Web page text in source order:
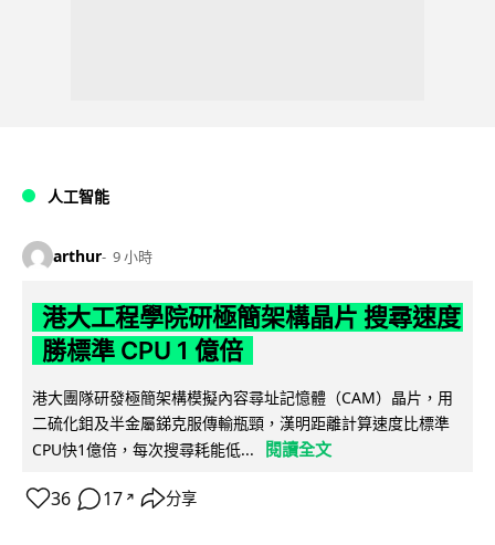
人工智能
arthur 9 小時
港大工程學院研極簡架構晶片 搜尋速度
勝標準 CPU 1 億倍
港大團隊研發極簡架構模擬內容尋址記憶體（CAM）晶片，用
二硫化鉬及半金屬銻克服傳輸瓶頸，漢明距離計算速度比標準
CPU快1億倍，每次搜尋耗能低...
閱讀全文
36 17 ↗ 分享